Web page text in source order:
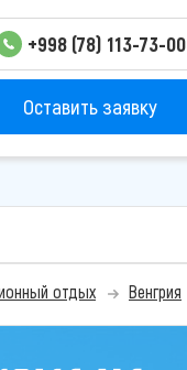
+998 (78) 113-73-00
Оставить заявку
отдых Венгрия